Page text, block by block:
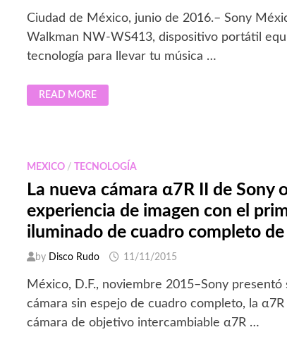
Ciudad de México, junio de 2016.– Sony
Walkman NW-WS413, dispositivo portátil
tecnología para llevar tu música …
SONY
PRESENTA
RESISTENTE
AGUA
SALADA
READ MORE
MEXICO / TECNOLOGÍA
La nueva cámara α7R II de Sony
experiencia de imagen con el
iluminado de cuadro completo
by Disco Rudo 11/11/2015
México, D.F., noviembre 2015–Sony
cámara sin espejo de cuadro completo, la α7R
cámara de objetivo intercambiable α7R …